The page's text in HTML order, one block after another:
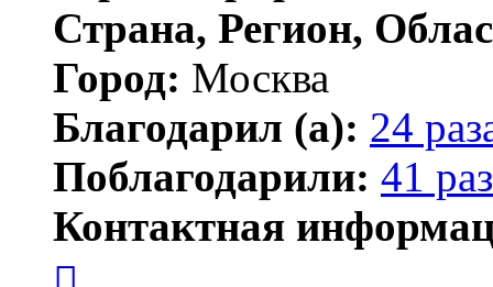
Страна, Регион,
Город: Москва
Благодарил (а): 24
Поблагодарили: 41 раз
Контактная